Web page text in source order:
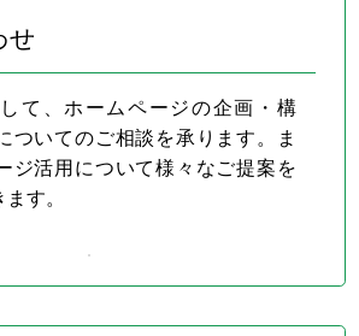
せ
て、ホームページの企画・構
ついてのご相談を承ります。ま
ジ活用について様々なご提案を
す。